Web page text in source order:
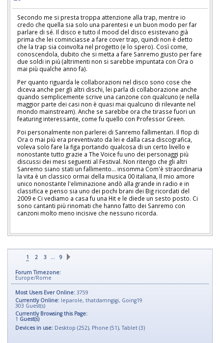
Secondo me si presta troppa attenzione alla trap, mentre io
credo che quella sia solo una parentesi e un buon modo per far
parlare di sé. Il disco e tutto il mood del disco esistevano già
prima che lei cominciasse a fare cover trap, quindi non è detto
che la trap sia coinvolta nel progetto (e lo spero). Così come,
conoscendola, dubito che si metta a fare Sanremo giusto per fare
due soldi in più (altrimenti non si sarebbe impuntata con Ora o
mai più qualche anno fa).
Per quanto riguarda le collaborazioni nel disco sono cose che
diceva anche per gli altri dischi, lei parla di collaborazione anche
quando semplicemente scrive una canzone con qualcuno (e nella
maggior parte dei casi non è quasi mai qualcuno di rilevante nel
mondo mainstream). Anche se sarebbe ora che tirasse fuori un
featuring interessante, come fu quello con Professor Green.
Poi personalmente non parlerei di Sanremo fallimentari. Il flop di
Ora o mai più era preventivato da lei e dalla casa discografica,
voleva solo fare la figa portando qualcosa di un certo livello e
nonostante tutto grazie a The Voice fu uno dei personaggi più
discussi dei mesi seguenti al Festival. Non ritengo che gli altri
Sanremo siano stati un fallimento... insomma Com'è straordinaria
la vita è un classico ormai della musica 00 italiana, Il mio amore
unico nonostante l'eliminazione andò alla grande in radio e in
classifica e penso sia uno dei pochi brani dei Big ricordati del
2009 e Ci vediamo a casa fu una Hit e le diede un sesto posto. Ci
sono cantanti più rinomati che hanno fatto dei Sanremo con
canzoni molto meno incisive che nessuno ricorda.
1 2 3 … 9
Forum Timezone:
Europe/Rome
Most Users Ever Online: 3759
Currently Online: leparole, thatdamngigi, Going19
303 Guest(s)
Currently Browsing this Page:
1 Guest(s)
Devices in use: Desktop (252), Phone (51), Tablet (3)